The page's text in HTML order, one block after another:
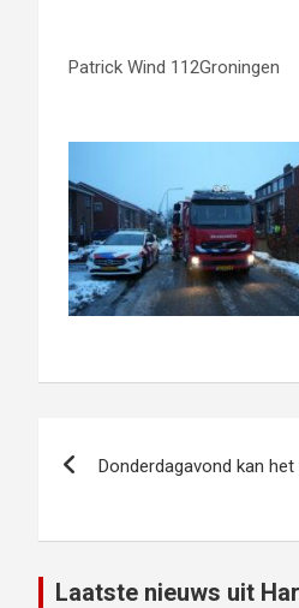
Patrick Wind 112Groningen
navigatie
Donderdagavond kan
Laatste nieuws uit